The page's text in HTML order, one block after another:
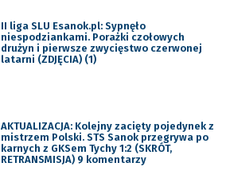
II liga SLU Esanok.pl: Sypnęło
niespodziankami. Porażki czołowych
drużyn i pierwsze zwycięstwo czerwonej
latarni (ZDJĘCIA) (1)
AKTUALIZACJA: Kolejny zacięty pojedynek z
mistrzem Polski. STS Sanok przegrywa po
karnych z GKSem Tychy 1:2 (SKRÓT,
RETRANSMISJA) 9 komentarzy